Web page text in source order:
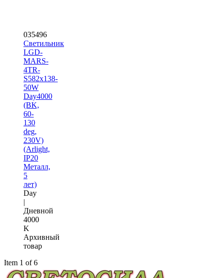
035496
Светильник
LGD-
MARS-
4TR-
S582x138-
50W
Day4000
(BK,
60-
130
deg,
230V)
(Arlight,
IP20
Металл,
5
лет)
Day
|
Дневной
4000
K
Архивный
товар
Item 1 of 6